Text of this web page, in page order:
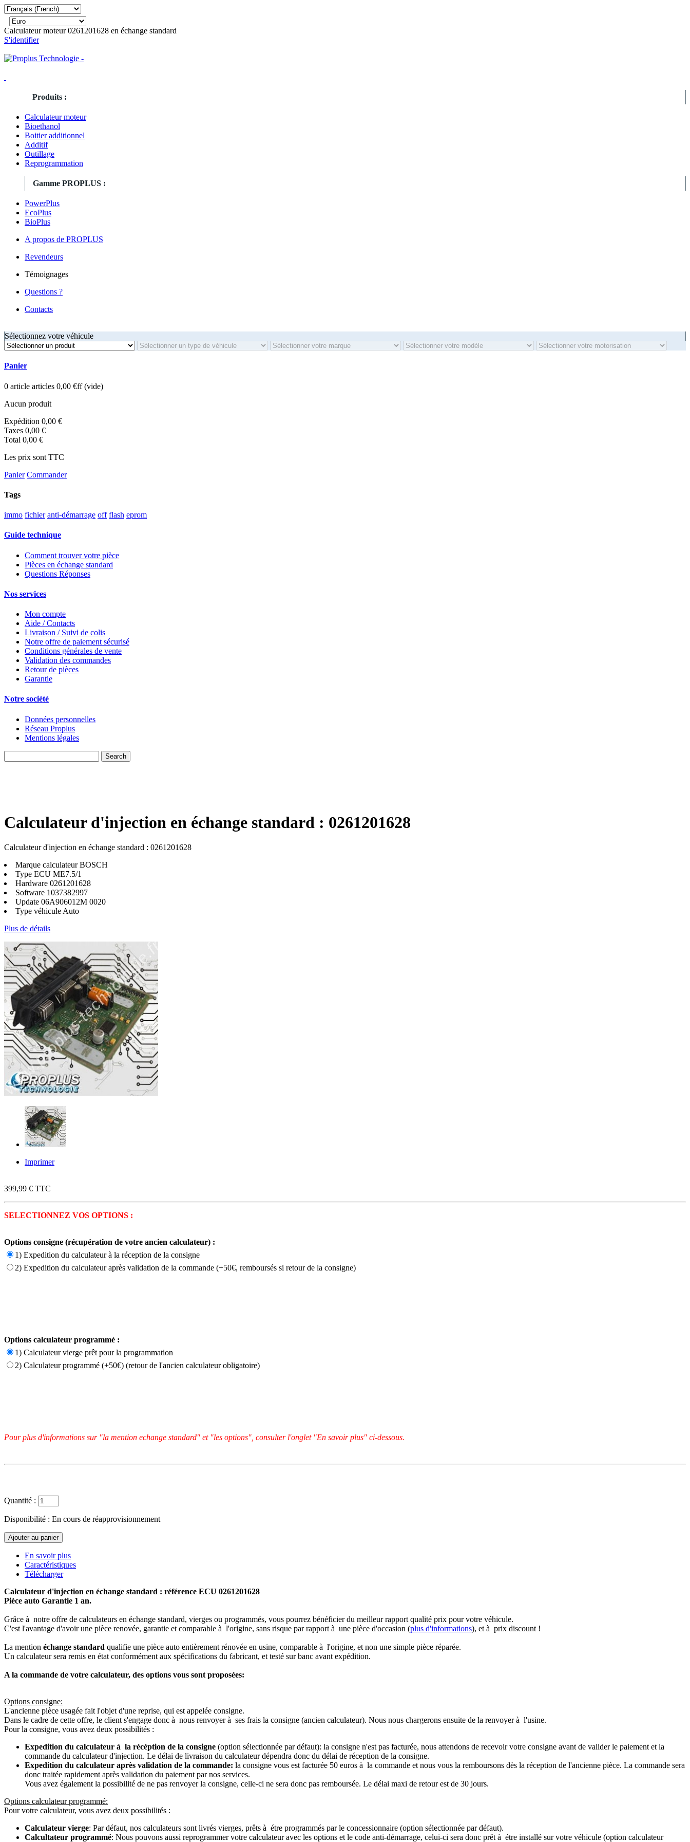
Calculateur moteur 0261201628 en échange standard
S'identifier
Produits :
Calculateur moteur
Bioethanol
Boitier additionnel
Additif
Outillage
Reprogrammation
Gamme PROPLUS :
PowerPlus
EcoPlus
BioPlus
A propos de PROPLUS
Revendeurs
Témoignages
Questions ?
Contacts
Sélectionnez votre véhicule
Panier
0 article articles 0,00 €ff (vide)
Aucun produit
Expédition 0,00 €
Taxes 0,00 €
Total 0,00 €
Les prix sont TTC
Panier Commander
Tags
immo fichier anti-démarrage off flash eprom
Guide technique
Comment trouver votre pièce
Pièces en échange standard
Questions Réponses
Nos services
Mon compte
Aide / Contacts
Livraison / Suivi de colis
Notre offre de paiement sécurisé
Conditions générales de vente
Validation des commandes
Retour de pièces
Garantie
Notre société
Données personnelles
Réseau Proplus
Mentions légales
Calculateur d'injection en échange standard : 0261201628
Calculateur d'injection en échange standard : 0261201628
Marque calculateurBOSCH
Type ECU ME7.5/1
Hardware 0261201628
Software 1037382997
Update 06A906012M 0020
Type véhicule Auto
Plus de détails
Imprimer
399,99 € TTC
SELECTIONNEZ VOS OPTIONS :
Options consigne (récupération de votre ancien calculateur) :
1) Expedition du calculateur à la réception de la consigne
2) Expedition du calculateur après validation de la commande (+50€, remboursés si retour de la consigne)
Options calculateur programmé :
1) Calculateur vierge prêt pour la programmation
2) Calculateur programmé (+50€) (retour de l'ancien calculateur obligatoire)
Pour plus d'informations sur "la mention echange standard" et "les options", consulter l'onglet "En savoir plus" ci-dessous.
Quantité :
Disponibilité : En cours de réapprovisionnement
En savoir plus
Caractéristiques
Télécharger
Calculateur d'injection en échange standard : référence ECU 0261201628
Pièce auto Garantie 1 an.
Grâce à notre offre de calculateurs en échange standard, vierges ou programmés, vous pourrez bénéficier du meilleur rapport qualité prix pour votre véhicule.
C'est l'avantage d'avoir une pièce renovée, garantie et comparable à l'origine, sans risque par rapport à une pièce d'occasion (plus d'informations), et à prix discount !
La mention échange standard qualifie une pièce auto entièrement rénovée en usine, comparable à l'origine, et non une simple pièce réparée.
Un calculateur sera remis en état conformément aux spécifications du fabricant, et testé sur banc avant expédition.
A la commande de votre calculateur, des options vous sont proposées:
Options consigne:
L'ancienne pièce usagée fait l'objet d'une reprise, qui est appelée consigne.
Dans le cadre de cette offre, le client s'engage donc à nous renvoyer à ses frais la consigne (ancien calculateur). Nous nous chargerons ensuite de la renvoyer à l'usine.
Pour la consigne, vous avez deux possibilités :
Expedition du calculateur à la récéption de la consigne (option sélectionnée par défaut): la consigne n'est pas facturée, nous attendons de recevoir votre consigne avant de valider le paiement et la
commande du calculateur d'injection. Le délai de livraison du calculateur dépendra donc du délai de réception de la consigne.
Expedition du calculateur après validation de la commande: la consigne vous est facturée 50 euros à la commande et nous vous la remboursons dès la réception de l'ancienne pièce. La commande sera
donc traitée rapidement après validation du paiement par nos services.
Vous avez également la possibilité de ne pas renvoyer la consigne, celle-ci ne sera donc pas remboursée. Le délai maxi de retour est de 30 jours.
Options calculateur programmé:
Pour votre calculateur, vous avez deux possibilités :
Calculateur vierge: Par défaut, nos calculateurs sont livrés vierges, prêts à étre programmés par le concessionnaire (option sélectionnée par défaut).
Calcultateur programmé: Nous pouvons aussi reprogrammer votre calculateur avec les options et le code anti-démarrage, celui-ci sera donc prêt à étre installé sur votre véhicule (option calculateur